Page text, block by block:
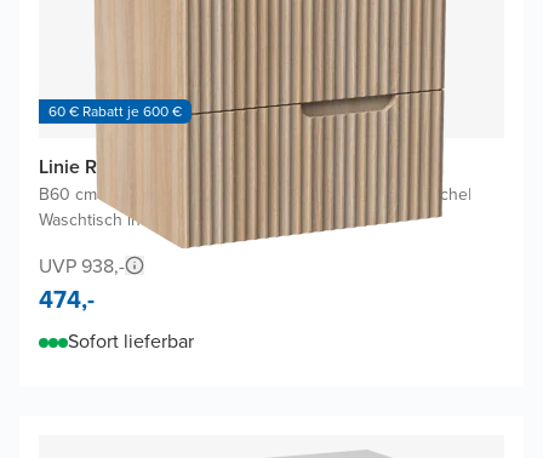
60 € Rabatt je 600 €
Linie Ribbo Badmöbel Set mit Baro Waschtisch
B60 cm x T46 cm Waschbeckenunterschrank Helle Eiche|
Waschtisch in Weiß
UVP 938,-
474,-
Sofort lieferbar